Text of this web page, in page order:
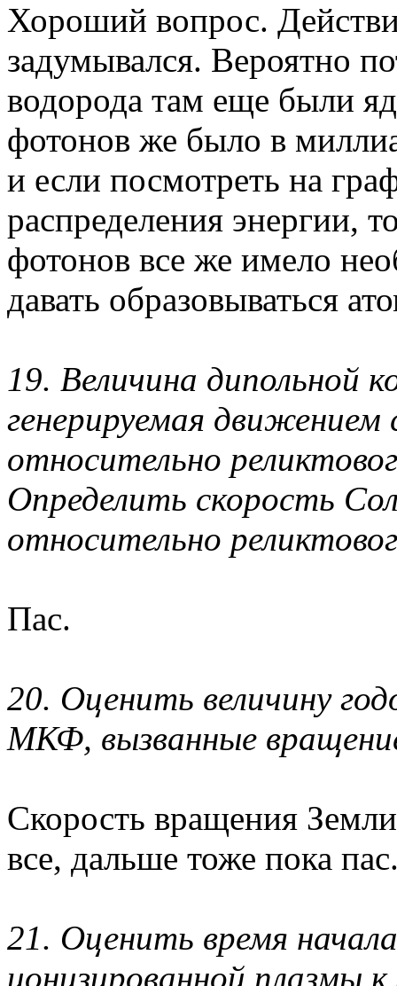
Хороший вопрос.
задумывался. Вероятно
водорода там еще были
фотонов же было в
и если посмотреть на
распределения энергии,
фотонов все же имело
давать образовываться
19. Величина дипольной
генерируемая движением
относительно
Определить скорость
относительно
Пас.
20. Оценить величину
МКФ, вызванные
Скорость вращения
все, дальше тоже пока
21. Оценить время
ионизированной плазмы